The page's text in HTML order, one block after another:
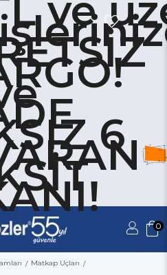
ve
6
0
Üye Ol
Matkap Uçları